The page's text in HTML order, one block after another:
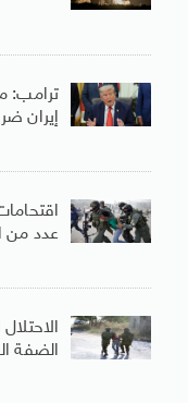
ترامب:
إيران
عدد من
الضفة